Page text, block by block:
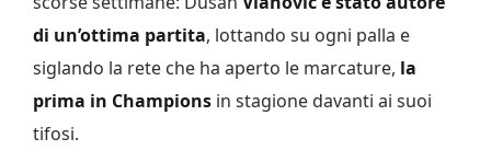
di un’ottima partita, lottando su ogni palla e
siglando la rete che ha aperto le marcature, la
prima in Champions in stagione davanti ai suoi
tifosi.